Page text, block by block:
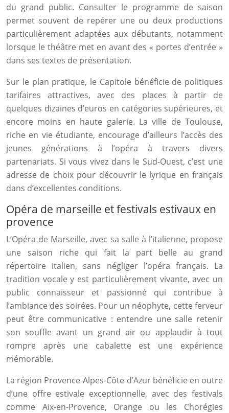
du grand public. Consulter le programme de saison
permet souvent de repérer une ou deux productions
particulièrement adaptées aux débutants, notamment
lorsque le théâtre met en avant des « portes d’entrée »
dans ses textes de présentation.
Sur le plan pratique, le Capitole bénéficie de politiques
tarifaires attractives, avec des places à partir de
quelques dizaines d’euros en catégories supérieures, et
encore moins en haute galerie. La ville de Toulouse,
riche en vie étudiante, encourage d’ailleurs l’accès des
jeunes générations à l’opéra à travers divers
partenariats. Si vous vivez dans le Sud-Ouest, c’est une
adresse de choix pour découvrir le lyrique en français
dans d’excellentes conditions.
Opéra de marseille et festivals estivaux en
provence
L’Opéra de Marseille, avec sa salle à l’italienne, propose
une saison riche qui fait la part belle au grand
répertoire italien, sans négliger l’opéra français. La
tradition vocale y est particulièrement vivante, avec un
public connaisseur et passionné qui contribue à
l’ambiance des soirées. Pour un néophyte, cette ferveur
peut être communicative : entendre une salle retenir
son souffle avant un grand air ou applaudir à tout
rompre après une cabalette est une expérience
mémorable.
La région Provence-Alpes-Côte d’Azur bénéficie en outre
d’une offre estivale exceptionnelle, avec des festivals
comme Aix-en-Provence, Orange ou les Chorégies